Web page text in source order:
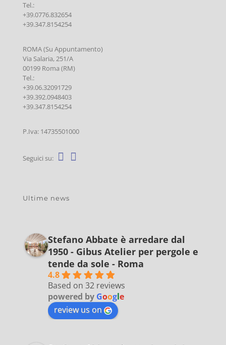
Tel.:
+39.0776.832654
+39.347.8154254
ROMA (Su Appuntamento)
Via Salaria, 251/A
00199 Roma (RM)
Tel.:
+39.06.32091729
+39.392.0948403
+39.347.8154254
P.Iva: 14735501000
Seguici su:
Ultime news
Stefano Abbate è arredare dal
1950 - Gibus Atelier per pergole e
tende da sole - Roma
4.8
Based on 32 reviews
powered by Google
review us on